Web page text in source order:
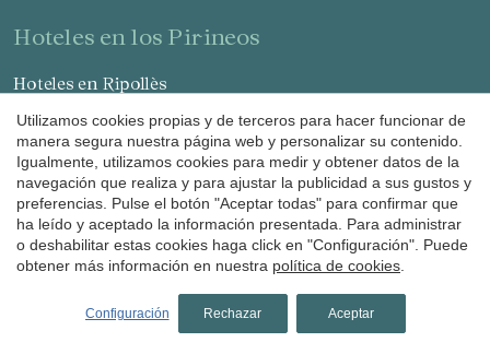
hoteles en los Pirineos
Hoteles en Ripollès
Hoteles en Llanars
Hoteles en Molló
Hoteles en Ribes de Freser
Hoteles en Setcases
Hoteles en Sant Joan de les Abadesses
Utilizamos cookies propias y de terceros para hacer funcionar de
manera segura nuestra página web y personalizar su contenido.
Igualmente, utilizamos cookies para medir y obtener datos de la
navegación que realiza y para ajustar la publicidad a sus gustos y
preferencias. Pulse el botón "Aceptar todas" para confirmar que
ha leído y aceptado la información presentada. Para administrar
o deshabilitar estas cookies haga click en "Configuración". Puede
obtener más información en nuestra política de cookies
Configuración Rechazar Aceptar